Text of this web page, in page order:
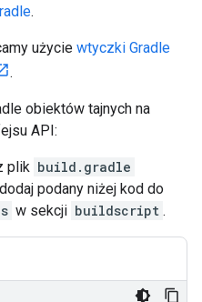
.
użycie wtyczki Gradle
.
obiektów tajnych na
API:
plik build.gradle
podany niżej kod do
w sekcji buildscript .